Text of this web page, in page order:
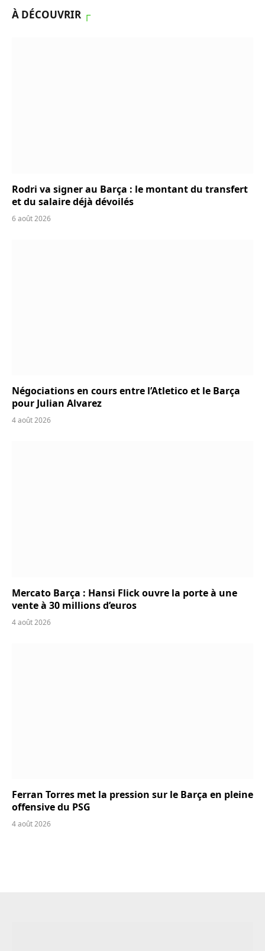
À DÉCOUVRIR ┌
Rodri va signer au Barça : le montant du transfert
et du salaire déjà dévoilés
6 août 2026
Négociations en cours entre l’Atletico et le Barça
pour Julian Alvarez
4 août 2026
Mercato Barça : Hansi Flick ouvre la porte à une
vente à 30 millions d’euros
4 août 2026
Ferran Torres met la pression sur le Barça en pleine
offensive du PSG
4 août 2026